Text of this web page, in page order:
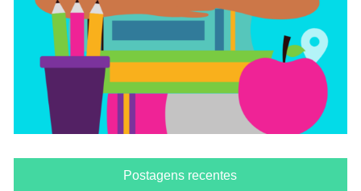
Postagens recentes